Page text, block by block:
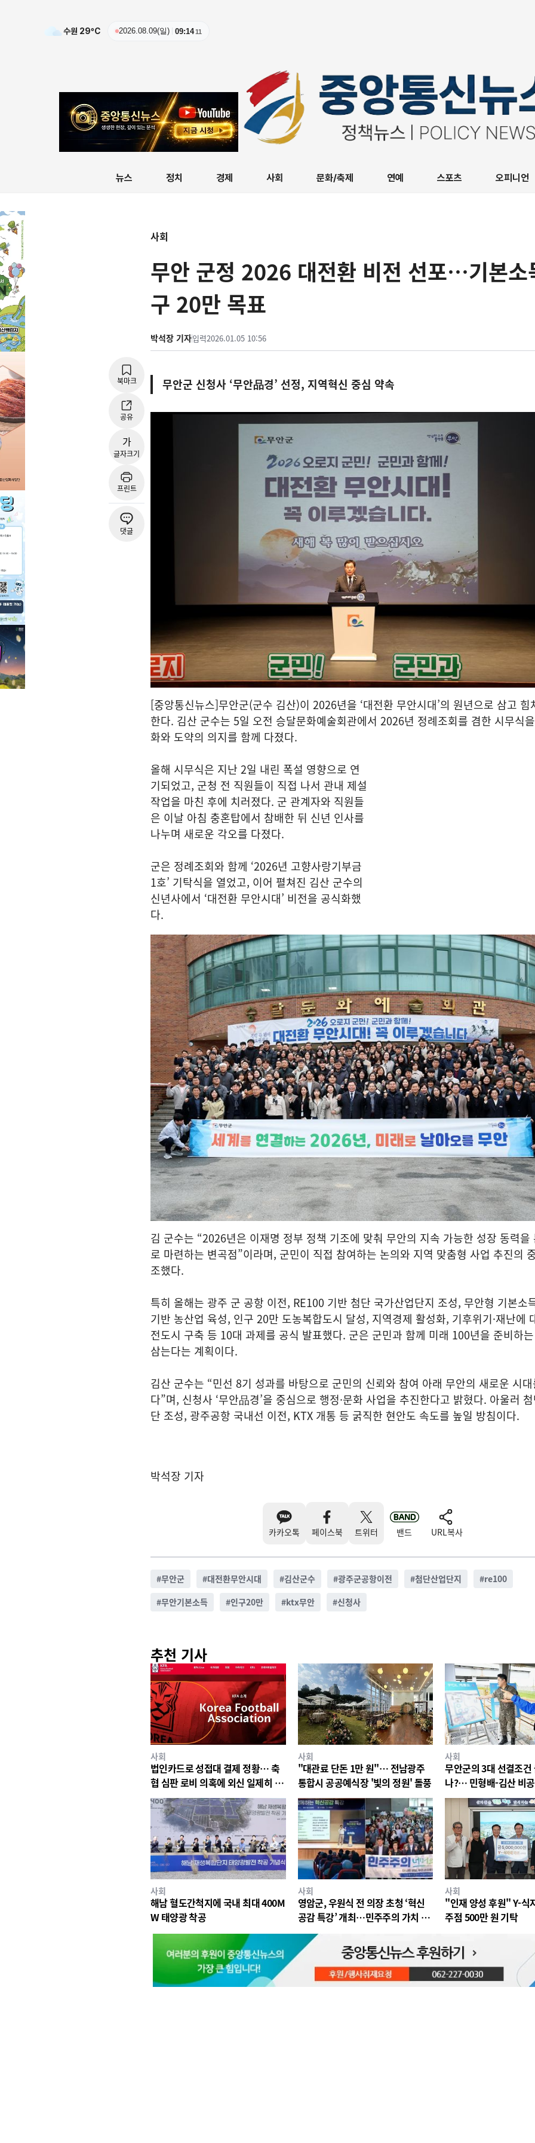
수원 29ºC 2026.08.09(일) 09:1413
뉴스 정치 경제 사회 문화/축제 연예 스포츠 오피니언
사회
무안 군정 2026 대전환 비전 선포…기본소
구 20만 목표
박석장 기자입력2026.01.05 10:56
북마크
공유
가
글자크기
프린트
댓글
무안군 신청사 ‘무안品경’ 선정, 지역혁신 중심 약속
[중앙통신뉴스]무안군(군수 김산)이 2026년을 ‘대전환 무안시대’의 원년으로 삼고 힘
한다. 김산 군수는 5일 오전 승달문화예술회관에서 2026년 정례조회를 겸한 시무식
화와 도약의 의지를 함께 다졌다.
올해 시무식은 지난 2일 내린 폭설 영향으로 연
기되었고, 군청 전 직원들이 직접 나서 관내 제설
작업을 마친 후에 치러졌다. 군 관계자와 직원들
은 이날 아침 충혼탑에서 참배한 뒤 신년 인사를
나누며 새로운 각오를 다졌다.
군은 정례조회와 함께 ‘2026년 고향사랑기부금
1호’ 기탁식을 열었고, 이어 펼쳐진 김산 군수의
신년사에서 ‘대전환 무안시대’ 비전을 공식화했
다.
김 군수는 “2026년은 이재명 정부 정책 기조에 맞춰 무안의 지속 가능한 성장 동력을
로 마련하는 변곡점”이라며, 군민이 직접 참여하는 논의와 지역 맞춤형 사업 추진의
조했다.
특히 올해는 광주 군 공항 이전, RE100 기반 첨단 국가산업단지 조성, 무안형 기본소
기반 농산업 육성, 인구 20만 도농복합도시 달성, 지역경제 활성화, 기후위기·재난에
전도시 구축 등 10대 과제를 공식 발표했다. 군은 군민과 함께 미래 100년을 준비하
삼는다는 계획이다.
김산 군수는 “민선 8기 성과를 바탕으로 군민의 신뢰와 참여 아래 무안의 새로운 시
다”며, 신청사 ‘무안品경’을 중심으로 행정·문화 사업을 추진한다고 밝혔다. 아울러
단 조성, 광주공항 국내선 이전, KTX 개통 등 굵직한 현안도 속도를 높일 방침이다.
박석장 기자
카카오톡 페이스북 트위터 밴드 URL복사
#무안군 #대전환무안시대 #김산군수 #광주군공항이전 #첨단산업단지 #re100
#무안기본소득 #인구20만 #ktx무안 #신청사
추천 기사
사회
법인카드로 성접대 결제 정황… 축
협 심판 로비 의혹에 외신 일제히 비
판
사회
"대관료 단돈 1만 원"… 전남광주
통합시 공공예식장 '빛의 정원' 돌풍
사회
무안군의 3대 선결조건
나?… 민형배-김산 비
사회
해남 혈도간척지에 국내 최대 400M
W 태양광 착공
사회
영암군, 우원식 전 의장 초청 ‘혁신
공감 특강’ 개최…민주주의 가치 공
유
사회
"인재 양성 후원" Y-식
주점 500만 원 기탁